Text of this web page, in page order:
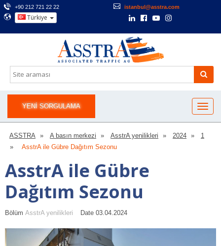
+90 212 721 22 22 istanbul@asstra.com
Türkiye
YENI SORGULAMA
ASSTRA A basın merkezi AsstrA yenilikleri 2024
1
AsstrA ile Gübre Dağıtım Sezonu
AsstrA ile Gübre
Dağıtım Sezonu
Bölüm AsstrA yenilikleri Date 03.04.2024